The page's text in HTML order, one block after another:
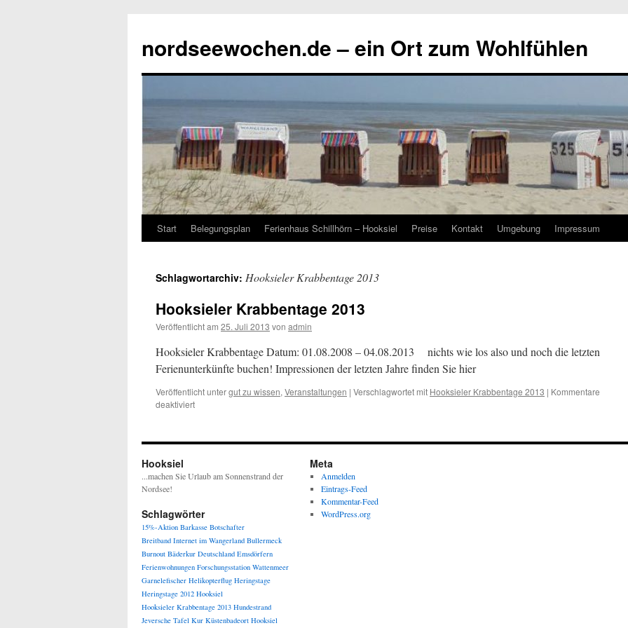
springen
nordseewochen.de – ein Ort zum Wohlfühlen
Start Belegungsplan Ferienhaus Schillhörn – Hooksiel Preise Kontakt Umgebung Impressum
Schlagwortarchiv: Hooksieler Krabbentage 2013
Hooksieler Krabbentage 2013
Veröffentlicht am 25. Juli 2013 von admin
Hooksieler Krabbentage Datum: 01.08.2008 – 04.08.2013 nichts wie los also und noch die letzten
Ferienunterkünfte buchen! Impressionen der letzten Jahre finden Sie hier
Veröffentlicht untergut zu wissen, Veranstaltungen | Verschlagwortet mit Hooksieler Krabbentage 2013 | Kommentare
deaktiviertfür
2013
Hooksiel
...machen Sie Urlaub am Sonnenstrand der
Nordsee!
Schlagwörter
15%-Aktion Barkasse Botschafter
Breitband Internet im Wangerland Bullermeck
Burnout Bäderkur Deutschland Emsdörfern
Ferienwohnungen Forschungsstation Wattenmeer
Garnelefischer Helikopterflug Heringstage
Heringstage 2012 Hooksiel
Hooksieler Krabbentage 2013 Hundestrand
Jeversche Tafel Kur Küstenbadeort Hooksiel
Meta
Anmelden
Eintrags-Feed
Kommentar-Feed
WordPress.org